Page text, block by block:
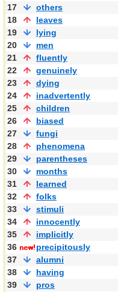
17
others
18
leaves
19
lying
20
men
21
fluently
22
genuinely
23
dying
24
inadvertently
25
children
26
biased
27
fungi
28
phenomena
29
parentheses
30
months
31
learned
32
folks
33
stimuli
34
innocently
35
implicitly
36
precipitously
37
alumni
38
having
39
pros